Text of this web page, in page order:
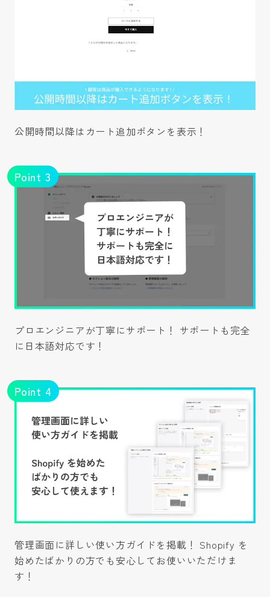
公開時間以降はカート追加ボタンを表示！
Point 3
プロエンジニアが丁寧にサポート！ サポートも完全
に日本語対応です！
Point 4
管理画面に詳しい使い方ガイドを掲載！ Shopify を
始めたばかりの方でも安心してお使いいただけま
す！